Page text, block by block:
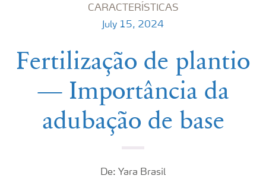
CARACTERÍSTICAS
July 15, 2024
Fertilização de plantio
— Importância da
adubação de base
De: Yara Brasil